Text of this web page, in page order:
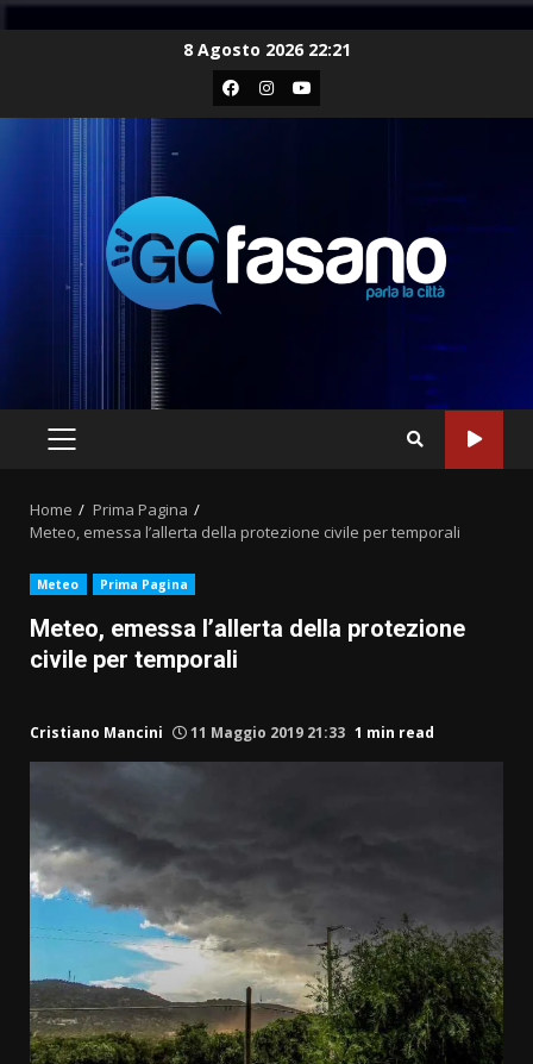
8 Agosto 2026 22:21
Facebook
Instagram
Youtube
PRIMARY
Home
Prima Pagina
Meteo, emessa l’allerta della protezione civile per temporali
Meteo Prima Pagina
Meteo, emessa l’allerta della protezione
civile per temporali
Cristiano Mancini 11 Maggio 2019 21:33 1 min read